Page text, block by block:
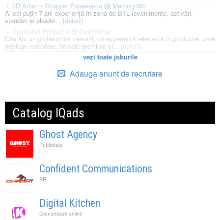
3D Artist – Shopper Experience @ Mercury360
Ai cel puțin 7 ani experiență în zona de BTL (evenimente, activări,
standuri și plasări...[detalii]
Specialist Productie @ Godmother
Căutăm un profesionist versatil, cu experiență relevantă în producție, care
înțelege materiale, finisaje premium și... [detalii]
vezi toate joburile
Adauga anunt de recrutare
Catalog IQads
Ghost Agency
Publicitate
Confident Communications
PR
Digital Kitchen
Comunicare online